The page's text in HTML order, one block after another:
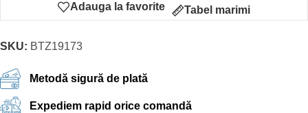
Adauga la favorite Tabel marimi
SKU: BTZ19173
Metodă sigură de plată
Expediem rapid orice comandă